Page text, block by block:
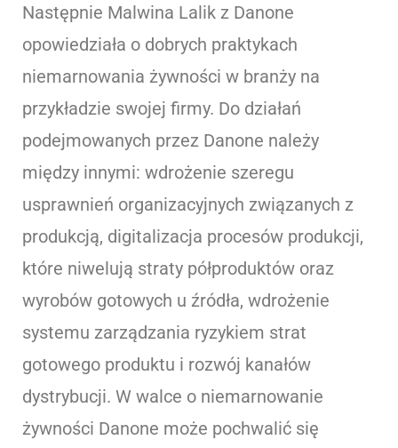
Następnie Malwina Lalik z Danone
opowiedziała o dobrych praktykach
niemarnowania żywności w branży na
przykładzie swojej firmy. Do działań
podejmowanych przez Danone należy
między innymi: wdrożenie szeregu
usprawnień organizacyjnych związanych z
produkcją, digitalizacja procesów produkcji,
które niwelują straty półproduktów oraz
wyrobów gotowych u źródła, wdrożenie
systemu zarządzania ryzykiem strat
gotowego produktu i rozwój kanałów
dystrybucji. W walce o niemarnowanie
żywności Danone może pochwalić się